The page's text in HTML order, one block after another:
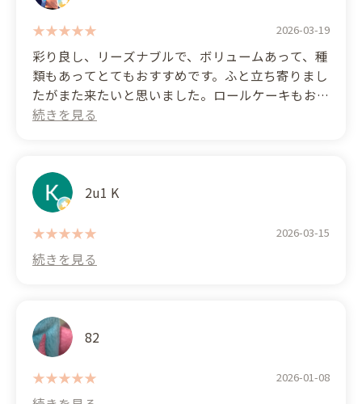
2026-03-19
彩り良し、リーズナブルで、ボリュームあって、種
類もあってとてもおすすめです。ふと立ち寄りまし
たがまた来たいと思いました。ロールケーキもおす
すめです (Translated by Google) The food is
recommend it. I just happened to stop by, but I
definitely want to come back. I also recommend
the roll cake.
2u1 K
2026-03-15
82
2026-01-08